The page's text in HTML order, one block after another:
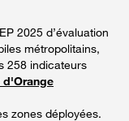
2025 d’évaluation
métropolitains,
258 indicateurs
d'Orange
zones déployées.